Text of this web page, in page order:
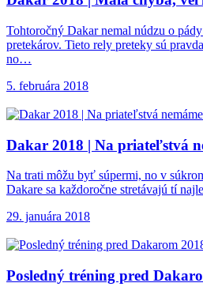
Tohtoročný Dakar nemal núdzu o
pretekárov. Tieto rely preteky sú
no…
5. februára 2018
Dakar 2018 | Na priateľstvá
Na trati môžu byť súpermi, no v
Dakare sa každoročne stretávajú tí
29. januára 2018
Posledný tréning pred